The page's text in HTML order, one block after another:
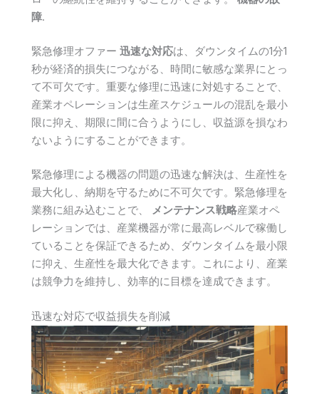
障.
緊急修理オファー 迅速な対応は、ダウンタイムの1分1
秒が経済的損失につながる、時間に敏感な業界にとっ
て不可欠です。重要な修理に迅速に対処することで、
産業オペレーションは生産スケジュールの混乱を最小
限に抑え、期限に間に合うようにし、収益源を損なわ
ないようにすることができます。
緊急修理による機器の問題の迅速な解決は、生産性を
最大化し、納期を守るために不可欠です。緊急修理を
業務に組み込むことで、 メンテナンス戦略産業オペ
レーションでは、産業機器が常に最高レベルで稼働し
ていることを保証できるため、ダウンタイムを最小限
に抑え、生産性を最大化できます。これにより、産業
は競争力を維持し、効率的に目標を達成できます。
迅速な対応で収益損失を削減